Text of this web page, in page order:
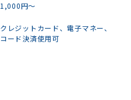
1,000円～
クレジットカード、電子マネー、
コード決済使用可